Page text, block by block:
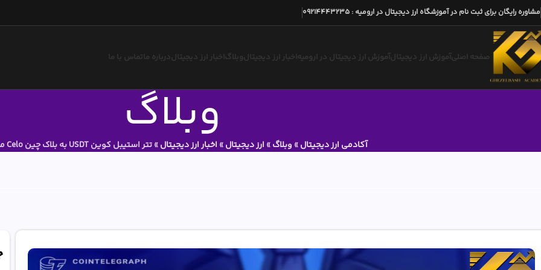
مشاوره رایگان برای ثبت نام در آموزشگاه ارز دیجیتال در ارومیه :
09214443235
صفحه اصلیآموزش ارز دیجیتالآموزش ارز دیجیتال در ارومیه اخبار ارز دیجیتالوبلاگ اخبار ارز دیجیتالدرباره ماتماس با ما
وبلاگ آکادمی ارز دیجیتال» وبلاگ» ارز دیجیتال» اخبار ارز دیجیتال»تتر استیبل کوین USDT به بلاک چین Celo می آید.!